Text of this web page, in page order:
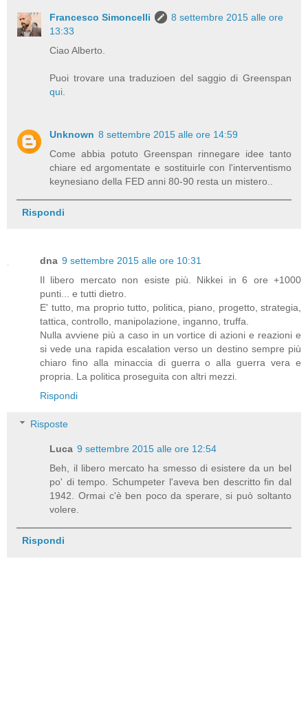
Francesco Simoncelli
8 settembre 2015 alle ore
13:33
Ciao Alberto.
Puoi trovare una traduzioen del saggio di Greenspan
qui
Unknown 8 settembre 2015 alle ore 14:59
Come abbia potuto Greenspan rinnegare idee tanto
chiare ed argomentate e sostituirle con l'interventismo
keynesiano della FED anni 80-90 resta un mistero..
Rispondi
dna 9 settembre 2015 alle ore 10:31
Il libero mercato non esiste più. Nikkei in 6 ore +1000
punti... e tutti dietro.
E' tutto, ma proprio tutto, politica, piano, progetto, strategia,
tattica, controllo, manipolazione, inganno, truffa.
Nulla avviene più a caso in un vortice di azioni e reazioni e
si vede una rapida escalation verso un destino sempre più
chiaro fino alla minaccia di guerra o alla guerra vera e
propria. La politica proseguita con altri mezzi.
Rispondi
Risposte
Luca 9 settembre 2015 alle ore 12:54
Beh, il libero mercato ha smesso di esistere da un bel
po' di tempo. Schumpeter l'aveva ben descritto fin dal
1942. Ormai c'è ben poco da sperare, si può soltanto
volere.
Rispondi